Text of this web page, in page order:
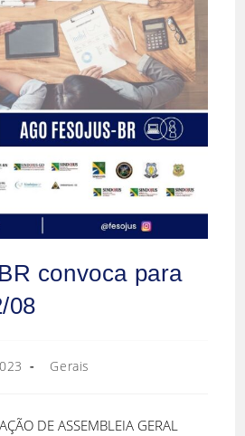
convoca para
08
Gerais
DE ASSEMBLEIA GERAL